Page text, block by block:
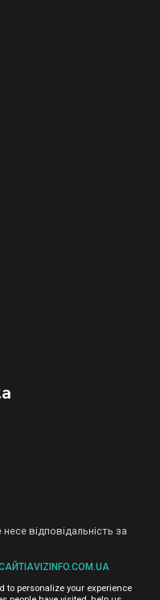
відповідальність за
користувачів
за правила
AvizInfo.com.ua. На
to personalize your experience